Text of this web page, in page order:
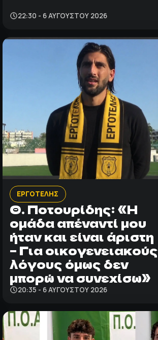
22:30 - 6 ΑΥΓΟΎΣΤΟΥ 2026
ΕΡΓΟΤΕΛΗΣ
Θ. Ποτουρίδης: «Η
ομάδα απέναντί μου
ήταν και είναι άριστη
– Για οικογενειακούς
λόγους όμως δεν
μπορώ να συνεχίσω»
20:35 - 6 ΑΥΓΟΎΣΤΟΥ 2026